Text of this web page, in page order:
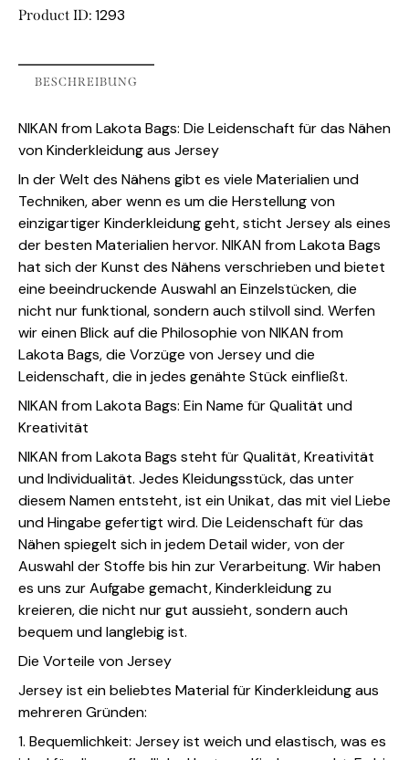
Product ID: 1293
BESCHREIBUNG
NIKAN from Lakota Bags: Die Leidenschaft für das Nähen
von Kinderkleidung aus Jersey
In der Welt des Nähens gibt es viele Materialien und
Techniken, aber wenn es um die Herstellung von
einzigartiger Kinderkleidung geht, sticht Jersey als eines
der besten Materialien hervor. NIKAN from Lakota Bags
hat sich der Kunst des Nähens verschrieben und bietet
eine beeindruckende Auswahl an Einzelstücken, die
nicht nur funktional, sondern auch stilvoll sind. Werfen
wir einen Blick auf die Philosophie von NIKAN from
Lakota Bags, die Vorzüge von Jersey und die
Leidenschaft, die in jedes genähte Stück einfließt.
NIKAN from Lakota Bags: Ein Name für Qualität und
Kreativität
NIKAN from Lakota Bags steht für Qualität, Kreativität
und Individualität. Jedes Kleidungsstück, das unter
diesem Namen entsteht, ist ein Unikat, das mit viel Liebe
und Hingabe gefertigt wird. Die Leidenschaft für das
Nähen spiegelt sich in jedem Detail wider, von der
Auswahl der Stoffe bis hin zur Verarbeitung. Wir haben
es uns zur Aufgabe gemacht, Kinderkleidung zu
kreieren, die nicht nur gut aussieht, sondern auch
bequem und langlebig ist.
Die Vorteile von Jersey
Jersey ist ein beliebtes Material für Kinderkleidung aus
mehreren Gründen:
1. Bequemlichkeit: Jersey ist weich und elastisch, was es